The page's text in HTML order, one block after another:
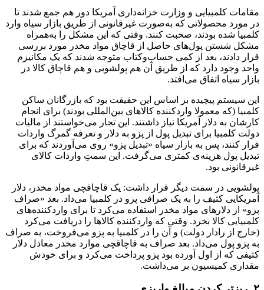
مقامات کلمبیایی و وزارت خزانه‌داری آمریکا دور هم جمع شدند تا
در مورد محصولاتی که به‌صورت غیرقانونی از طریق بازار سیاه وارد
کلمبیا شده‌ بودند، صحبت کنند. وقتی که این مشکل را به‌همراه
مشکل شستن پول‌های حاصل از قاچاق مواد مخدر مورد بررسی
قرار دادند، بعد از کمی حساب‌وکتاب متوجه شدند که یک مکانیزم
واحد وجود دارد که از طریق آن هم پولشویی و هم قاچاق کالا در
بازار سیاه اتفاق می‌افتد.
این سیستم پیچیده بر اساس این حقیقت بود که بازرگانان ساکن
کلمبیا (که معمولا وارد‌کننده کالاهای بین‌المللی بودند) برای انجام
کارشان به دلار آمریکا نیاز داشتند. این تجار می‌خواستند از مالیات
دولت کلمبیا برای تبدیل پول از پزو به دلار و تعرفه گمرگ واردات
فرار کنند، پس به بازار سیاه «تبدیل پزو» روی می‌آوردند که برای
تبدیل پول هزینه‌ی کمتری می‌گرفت. این سمتِ واردات کالای
غیرقانونی بود.
پولشویی در سمت دیگر قرار داشت: یک قاچاقچی مواد مخدر، دلار
آمریکایی کثیف را به یک صرافی پزو در کلمبیا می‌داد. بعد «صراف
پزو» از دلارهای مواد مخدر استفاده می‌کرد تا برای وارد‌کننده‌های
کلمبیایی کالا بخرد. وقتی که واردکننده کالاها را دریافت می‌کرد
(خارج از رادار دولت) و آن را در کلمبیا به پزو می‌فروخت، به صراف
به پزو پول می‌داد. بعد صراف به قاچاقچی موارد مخدر معادل دلار
کثیفی که از اول آورده بود پزو پرداخت می‌کرد و برای خودش
مقداری کمیسیون بر می‌داشت.